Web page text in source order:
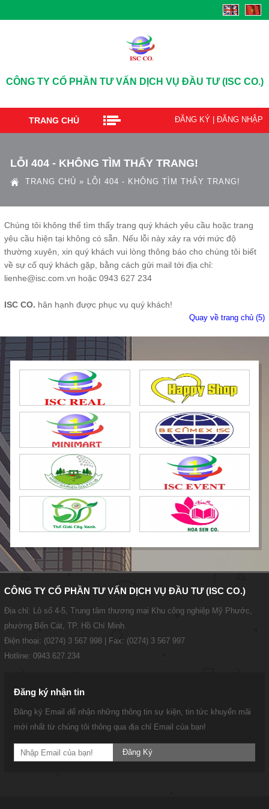
CÔNG TY CỔ PHẦN TƯ VẤN DỊCH VỤ ĐẦU TƯ (ISC CO.)
TRANG CHỦ ĐĂNG KÝ ĐĂNG NHẬP
LỖI 404 - KHÔNG TÌM THẤY TRANG!
TRANG CHỦ » LỖI 404 - KHÔNG TÌM THẤY TRANG!
Chúng tôi không thể tìm thấy trang quý khách yêu cầu hoặc trang
yêu cầu hiện tại không có sẵn. Nếu lỗi này xảy ra với mức độ
thường xuyên, xin quý khách vui lòng thông báo cho chúng tôi biết
về sự cố quý khách gặp, bằng cách gửi mail tới địa chỉ:
lienhe@isc.com.vn hoặc 0943 627 234
ISC CO. hân hạnh được phục vụ quý khách!
Quay về trang chủ (5)
CÔNG TY CỔ PHẦN TƯ VẤN DỊCH VỤ ĐẦU TƯ (ISC CO.)
Địa chỉ: Lô số 4-5, Trung tâm thương mại Khu công nghiệp Mỹ Phước,
phường Bến Cát, TP. Hồ Chí Minh.
Điện thoại: (0274) 3 567 998 | Fax: (0274) 3 567 997
Hotline: 0943.627.234
Đăng ký nhận tin
Đăng ký Email để nhận những thông tin sự kiện, tin tức khuyến mãi
mới nhất từ chúng tôi thông qua địa chỉ Email của bạn!
Đăng Ký